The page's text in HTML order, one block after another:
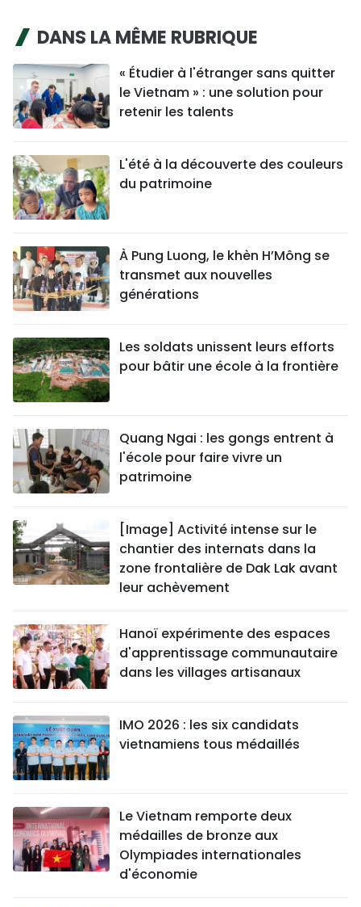
DANS LA MÊME RUBRIQUE
« Étudier à l'étranger sans quitter
le Vietnam » : une solution pour
retenir les talents
L'été à la découverte des couleurs
du patrimoine
À Pung Luong, le khèn H’Mông se
transmet aux nouvelles
générations
Les soldats unissent leurs efforts
pour bâtir une école à la frontière
Quang Ngai : les gongs entrent à
l'école pour faire vivre un
patrimoine
[Image] Activité intense sur le
chantier des internats dans la
zone frontalière de Dak Lak avant
leur achèvement
Hanoï expérimente des espaces
d'apprentissage communautaire
dans les villages artisanaux
IMO 2026 : les six candidats
vietnamiens tous médaillés
Le Vietnam remporte deux
médailles de bronze aux
Olympiades internationales
d'économie